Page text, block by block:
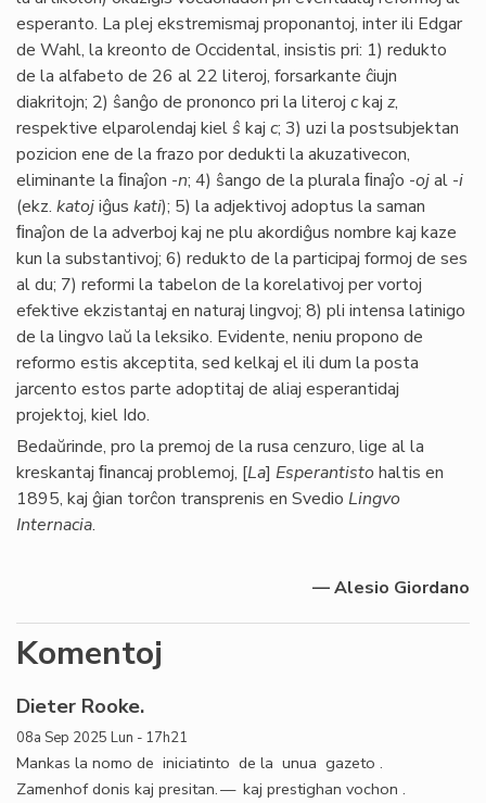
esperanto. La plej ekstremismaj proponantoj, inter ili Edgar
de Wahl, la kreonto de Occidental, insistis pri: 1) redukto
de la alfabeto de 26 al 22 literoj, forsarkante ĉiujn
diakritojn; 2) ŝanĝo de prononco pri la literoj ckaj z,
respektive elparolendaj kielŝ kaj c; 3) uzi la postsubjektan
pozicion ene de la frazo por dedukti la akuzativecon,
eliminante la ﬁnaĵon -n; 4) ŝango de la plurala ﬁnaĵo -ojal -i
(ekz. katojiĝus kati); 5) la adjektivoj adoptus la saman
ﬁnaĵon de la adverboj kaj ne plu akordiĝus nombre kaj kaze
kun la substantivoj; 6) redukto de la participaj formoj de ses
al du; 7) reformi la tabelon de la korelativoj per vortoj
efektive ekzistantaj en naturaj lingvoj; 8) pli intensa latinigo
de la lingvo laŭ la leksiko. Evidente, neniu propono de
reformo estis akceptita, sed kelkaj el ili dum la posta
jarcento estos parte adoptitaj de aliaj esperantidaj
projektoj, kiel Ido.
Bedaŭrinde, pro la premoj de la rusa cenzuro, lige al la
kreskantaj ﬁnancaj problemoj, [La] Esperantistohaltis en
1895, kaj ĝian torĉon transprenis en Svedio Lingvo
Internacia.
— Alesio Giordano
Komentoj
Dieter Rooke.
08a Sep 2025 Lun - 17h21
Mankas la nomo de iniciatinto de la unua gazeto .
Zamenhof donis kaj presitan. — kaj prestighan vochon .